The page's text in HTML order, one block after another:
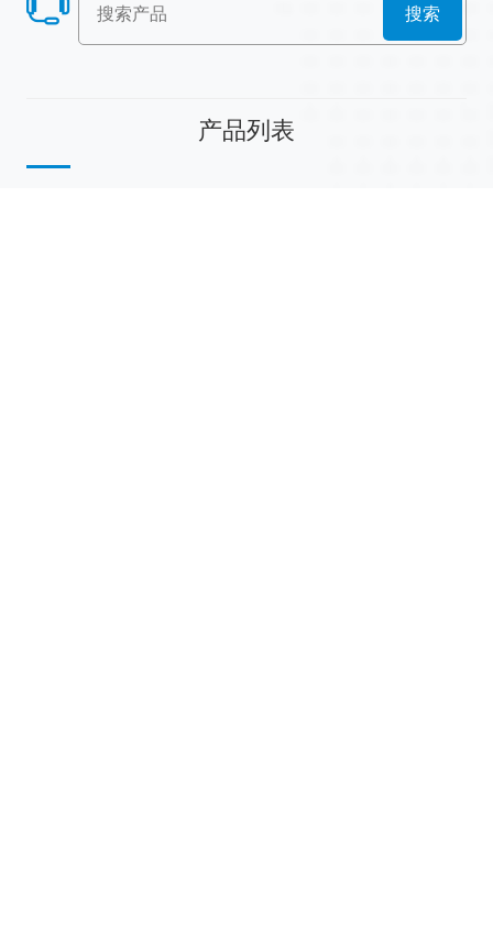
搜索
产品列表